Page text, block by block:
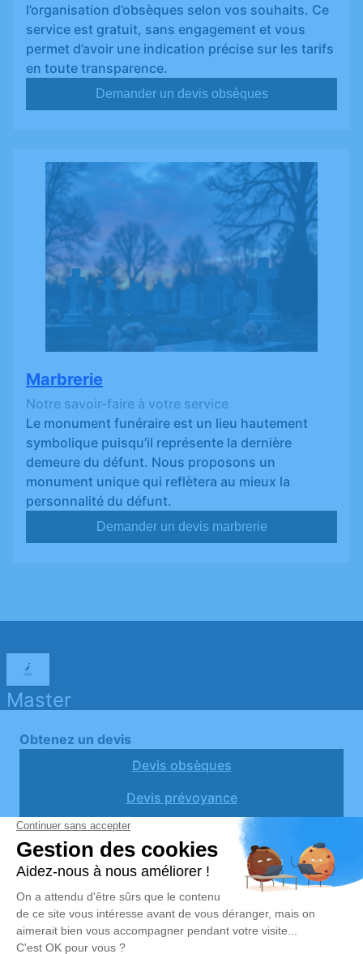
l’organisation d’obsèques selon vos souhaits. Ce
service est gratuit, sans engagement et vous
permet d’avoir une indication précise sur les tarifs
en toute transparence.
Demander un devis obsèques
Marbrerie
Notre savoir-faire à votre service
Le monument funéraire est un lieu hautement
symbolique puisqu’il représente la dernière
demeure du défunt. Nous proposons un
monument unique qui reflètera au mieux la
personnalité du défunt.
Demander un devis marbrerie
Master
Obtenez un devis
Devis obsèques
Devis prévoyance
Notre agence
Pompes Funèbres Martin Demo
04 82 53 51 51
support@simplifia.fr